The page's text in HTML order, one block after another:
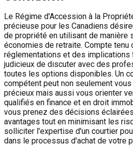
Le Régime d'Accession à la
précieuse pour les Canadiens
de propriété en utilisant de manière
économies de retraite. Compte tenu
réglementations et des implications
judicieux de discuter avec des
toutes les options disponibles. Un
compétent peut non seulement
précieux mais aussi vous orienter
qualifiés en finance et en droit
vous prenez des décisions
avantages tout en minimisant les
solliciter l'expertise d'un courtier
dans le processus d'achat de votre